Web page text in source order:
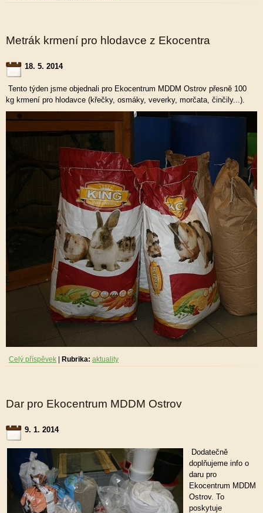
Metrák krmení pro hlodavce z Ekocentra
18. 5. 2014
Tento týden jsme objednali pro Ekocentrum MDDM Ostrov přesně 100
kg krmení pro hlodavce (křečky, osmáky, veverky, morčata, činčily...).
Celý příspěvek Rubrika: aktuality
Dar pro Ekocentrum MDDM Ostrov
9. 1. 2014
Dodatečně
doplňujeme info o
daru pro
Ekocentrum MDDM
Ostrov. To
poskytuje